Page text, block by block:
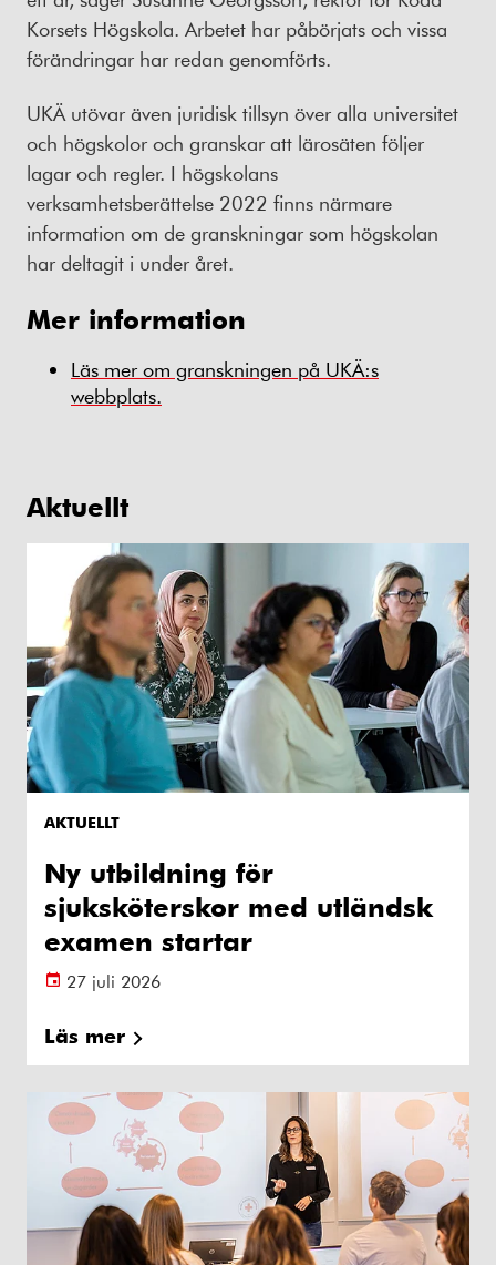
Korsets Högskola. Arbetet har påbörjats och vissa
förändringar har redan genomförts.
UKÄ utövar även juridisk tillsyn över alla universitet
och högskolor och granskar att lärosäten följer
lagar och regler. I högskolans
verksamhetsberättelse 2022 finns närmare
information om de granskningar som högskolan
har deltagit i under året.
Mer information
Läs mer om granskningen på UKÄ:s
webbplats.
Aktuellt
AKTUELLT
Ny utbildning för
sjuksköterskor med utländsk
examen startar
27 juli 2026
Läs mer